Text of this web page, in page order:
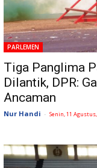
PARLEMEN
Tiga Panglima
Dilantik, DPR:
Ancaman
Nur Handi - Senin, 11